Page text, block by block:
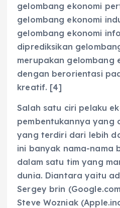
gelombang ekonomi
gelombang ekonomi
gelombang ekonomi
diprediksikan
merupakan gelombang
dengan berorientasi
kreatif. [4]
Salah satu ciri pelaku
pembentukannya yang
yang terdiri dari lebih
ini banyak nama-nama
dalam satu tim yang
dunia. Diantara yaitu
Sergey brin
Steve Wozniak